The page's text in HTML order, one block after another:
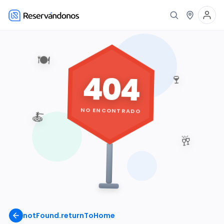
notFound.returnToHome
🍽️
🍷
🥂
🍝
404
NO ENCONTRADO